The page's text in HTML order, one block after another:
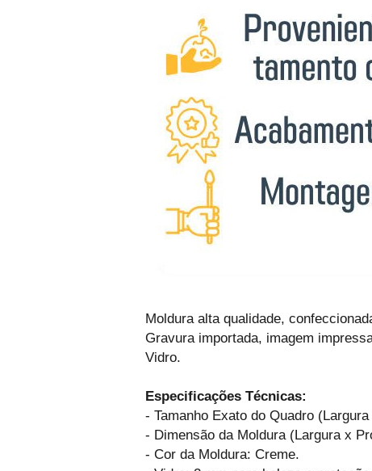
Moldura alta qualidade,
Gravura importada, imagem
Vidro.
Especificações Técnicas:
- Tamanho Exato do Quadro
- Dimensão da Moldura (Largura x
- Cor da Moldura: Creme.